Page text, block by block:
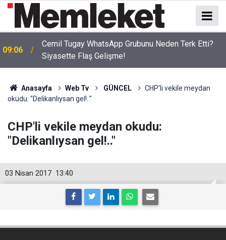
09:06
Cemil Tugay WhatsApp Grubunu Neden Terk Etti?
Siyasette Flaş Gelişme!
Anasayfa Web Tv GÜNCEL
CHP'li vekile meydan
okudu: "Delikanlıysan gel!.."
CHP'li vekile meydan okudu:
"Delikanlıysan gel!.."
13:40
03 Nisan 2017